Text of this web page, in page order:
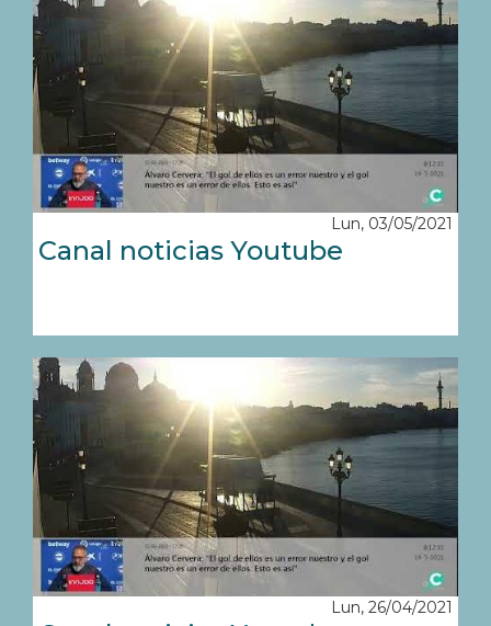
Lun, 03/05/2021
Canal noticias Youtube
Lun, 26/04/2021